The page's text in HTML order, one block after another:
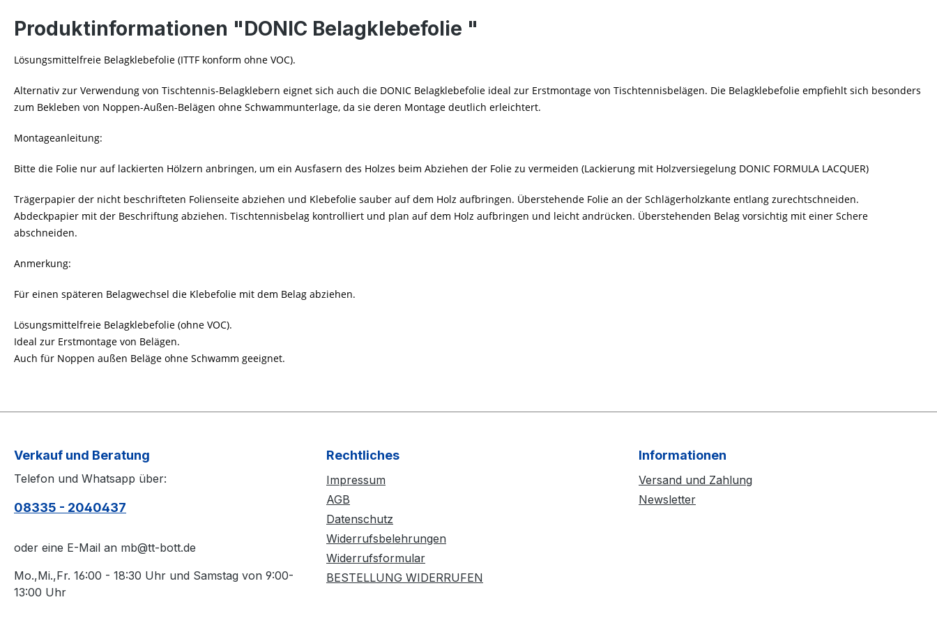
Produktinformationen "DONIC Belagklebefolie "
Lösungsmittelfreie Belagklebefolie (ITTF konform ohne VOC).
Alternativ zur Verwendung von Tischtennis-Belagklebern eignet sich auch die DONIC Belagklebefolie ideal zur Erstmontage von Tischtennisbelägen. Die Belagklebefolie empfiehlt sich besonders
zum Bekleben von Noppen-Außen-Belägen ohne Schwammunterlage, da sie deren Montage deutlich erleichtert.
Montageanleitung:
Bitte die Folie nur auf lackierten Hölzern anbringen, um ein Ausfasern des Holzes beim Abziehen der Folie zu vermeiden (Lackierung mit Holzversiegelung DONIC FORMULA LACQUER)
Trägerpapier der nicht beschrifteten Folienseite abziehen und Klebefolie sauber auf dem Holz aufbringen. Überstehende Folie an der Schlägerholzkante entlang zurechtschneiden.
Abdeckpapier mit der Beschriftung abziehen. Tischtennisbelag kontrolliert und plan auf dem Holz aufbringen und leicht andrücken. Überstehenden Belag vorsichtig mit einer Schere
abschneiden.
Anmerkung:
Für einen späteren Belagwechsel die Klebefolie mit dem Belag abziehen.
Lösungsmittelfreie Belagklebefolie (ohne VOC).
Ideal zur Erstmontage von Belägen.
Auch für Noppen außen Beläge ohne Schwamm geeignet.
Verkauf und Beratung
Telefon und Whatsapp über:
08335 - 2040437
oder eine E-Mail an mb@tt-bott.de
Mo.,Mi.,Fr. 16:00 - 18:30 Uhr und Samstag von 9:00-
13:00 Uhr
Rechtliches
Impressum
AGB
Datenschutz
Widerrufsbelehrungen
Widerrufsformular
BESTELLUNG WIDERRUFEN
Informationen
Versand und Zahlung
Newsletter